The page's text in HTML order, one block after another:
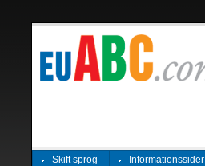
Skift sprog Informationssider